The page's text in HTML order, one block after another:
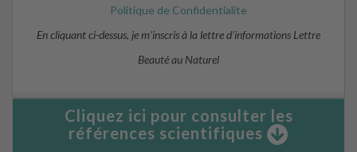
Politique de Confidentialite
En cliquant ci-dessus, je m’inscris à la lettre d’informations Lettre
Beauté au Naturel
Cliquez ici pour consulter les
références scientifiques